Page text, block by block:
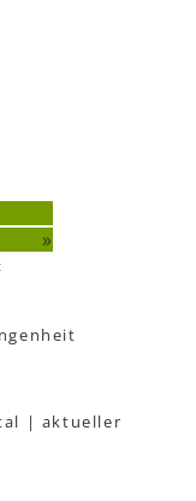
»
| aktueller